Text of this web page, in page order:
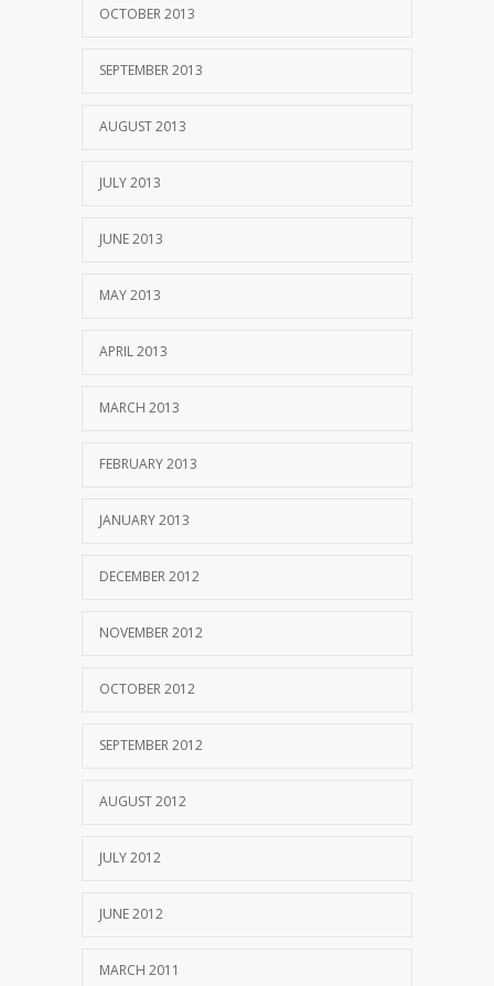
OCTOBER 2013
SEPTEMBER 2013
AUGUST 2013
JULY 2013
JUNE 2013
MAY 2013
APRIL 2013
MARCH 2013
FEBRUARY 2013
JANUARY 2013
DECEMBER 2012
NOVEMBER 2012
OCTOBER 2012
SEPTEMBER 2012
AUGUST 2012
JULY 2012
JUNE 2012
MARCH 2011